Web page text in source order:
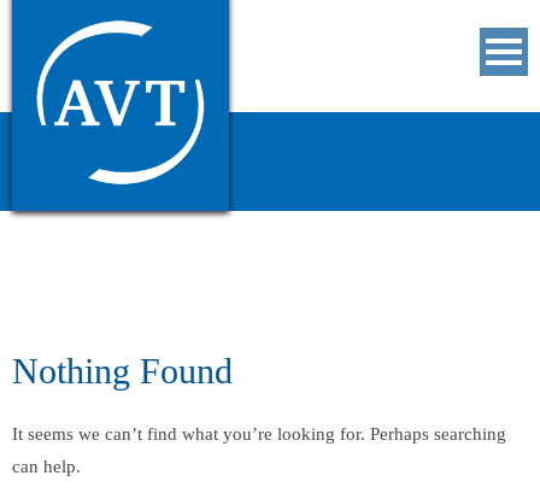
Nothing Found
It seems we can’t find what you’re looking for. Perhaps searching
can help.